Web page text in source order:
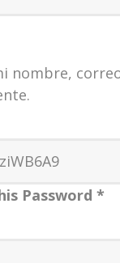
nombre,
Password *